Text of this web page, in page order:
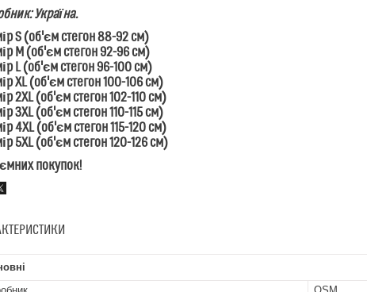
Україна.
S (об'єм стегон 88-92 см)
M (об'єм стегон 92-96 см)
L (об'єм стегон 96-100 см)
XL (об'єм стегон 100-106 см)
2XL (об'єм стегон 102-110 см)
3XL (об'єм стегон 110-115 см)
4XL (об'єм стегон 115-120 см)
5XL (об'єм стегон 120-126 см)
покупок!